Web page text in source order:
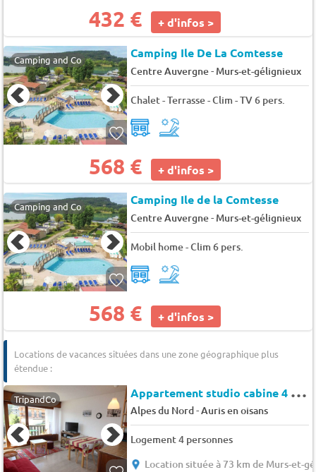
432 € + d'infos >
Camping and Co Camping Ile De La Comtesse
Centre Auvergne- Murs-et-gélignieux
Chalet - Terrasse - Clim - TV 6 pers.
568 € + d'infos >
Camping and Co Camping Ile de la Comtesse
Centre Auvergne- Murs-et-gélignieux
Mobil home - Clim 6 pers.
568 € + d'infos >
Locations de vacances situées dans une zone géographique plus
étendue :
TripandCo A
ppartement studio cabine 4 couchages au pied des pistes - Auris en Oisans - Martagons b
Alpes du Nord-Auris en oisans
Logement 4 personnes
Location située à 73 km de Murs-et-